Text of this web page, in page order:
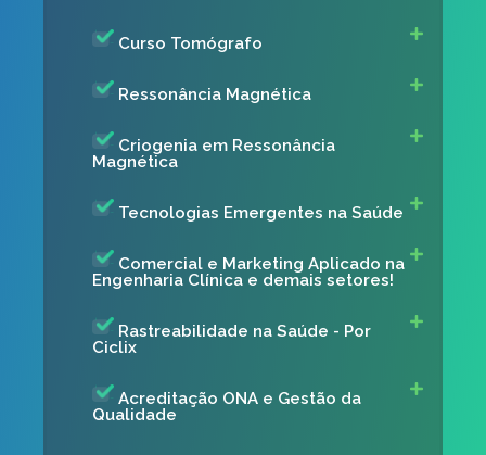
Curso Tomógrafo
Ressonância Magnética
Criogenia em Ressonância
Magnética
Tecnologias Emergentes na Saúde
Comercial e Marketing Aplicado na
Engenharia Clínica e demais setores!
Rastreabilidade na Saúde - Por
Ciclix
Acreditação ONA e Gestão da
Qualidade